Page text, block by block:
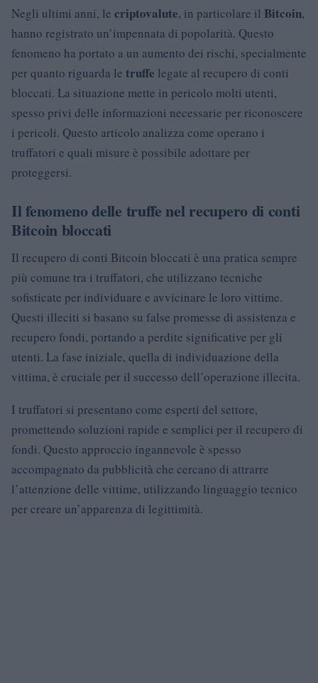
Negli ultimi anni, le criptovalute, in particolare il Bitcoin,
hanno registrato un’impennata di popolarità. Questo
fenomeno ha portato a un aumento dei rischi, specialmente
per quanto riguarda le truffe legate al recupero di conti
bloccati. La situazione mette in pericolo molti utenti,
spesso privi delle informazioni necessarie per riconoscere
i pericoli. Questo articolo analizza come operano i
truffatori e quali misure è possibile adottare per
proteggersi.
Il fenomeno delle truffe nel recupero di conti
Bitcoin bloccati
Il recupero di conti Bitcoin bloccati è una pratica sempre
più comune tra i truffatori, che utilizzano tecniche
sofisticate per individuare e avvicinare le loro vittime.
Questi illeciti si basano su false promesse di assistenza e
recupero fondi, portando a perdite significative per gli
utenti. La fase iniziale, quella di individuazione della
vittima, è cruciale per il successo dell’operazione illecita.
I truffatori si presentano come esperti del settore,
promettendo soluzioni rapide e semplici per il recupero di
fondi. Questo approccio ingannevole è spesso
accompagnato da pubblicità che cercano di attrarre
l’attenzione delle vittime, utilizzando linguaggio tecnico
per creare un’apparenza di legittimità.